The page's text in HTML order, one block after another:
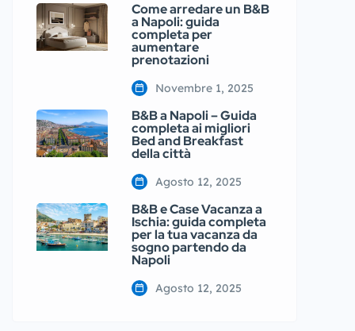
Come arredare un B&B
a Napoli: guida
completa per
aumentare
prenotazioni
Novembre 1, 2025
B&B a Napoli – Guida
completa ai migliori
Bed and Breakfast
della città
Agosto 12, 2025
B&B e Case Vacanza a
Ischia: guida completa
per la tua vacanza da
sogno partendo da
Napoli
Agosto 12, 2025